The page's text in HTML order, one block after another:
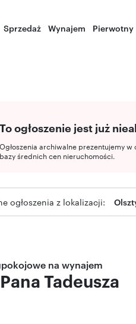
Sprzedaż Wynajem Pierwotny
To ogłoszenie jest już
Ogłoszenia archiwalne prezentujemy
bazy średnich cen nieruchomości.
ogłoszenia z lokalizacji:
na wynajem
Tadeusza